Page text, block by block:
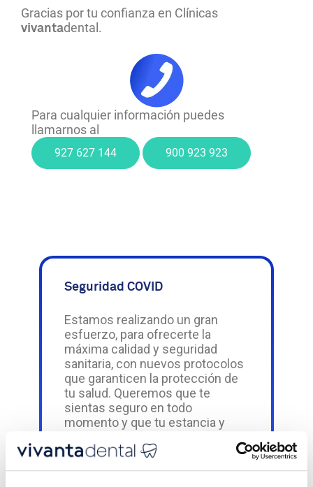
Gracias por tu confianza en Clínicas
vivantadental.
Para cualquier información puedes
llamarnos al
927 627 144 900 923 923
Seguridad COVID
Estamos realizando un gran
esfuerzo, para ofrecerte la
máxima calidad y seguridad
sanitaria, con nuevos protocolos
que garanticen la protección de
tu salud. Queremos que te
sientas seguro en todo
momento y que tu estancia y
mayores garantías sanitarias